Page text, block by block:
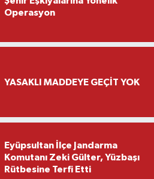
Operasyon
YASAKLI MADDEYE GEÇİT YOK
Eyüpsultan İlçe Jandarma
Komutanı Zeki Gülter, Yüzbaşı
Rütbesine Terfi Etti